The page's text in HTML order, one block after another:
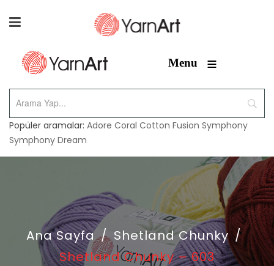
Menu ≡
Popüler aramalar: Adore Coral Cotton Fusion Symphony
Symphony Dream
Ana Sayfa / Shetland Chunky /
Shetland Chunky – 603